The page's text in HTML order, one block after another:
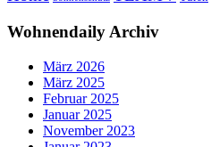
Wohnendaily Archiv
März 2026
März 2025
Februar 2025
Januar 2025
November 2023